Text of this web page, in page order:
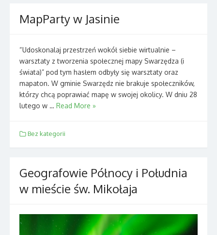
MapParty w Jasinie
“Udoskonalaj przestrzeń wokół siebie wirtualnie –
warsztaty z tworzenia społecznej mapy Swarzędza (i
świata)” pod tym hasłem odbyły się warsztaty oraz
mapaton. W gminie Swarzędz nie brakuje społeczników,
którzy chcą poprawiać mapę w swojej okolicy. W dniu 28
lutego w … Read More »
Bez kategorii
Geografowie Północy i Południa
w mieście św. Mikołaja